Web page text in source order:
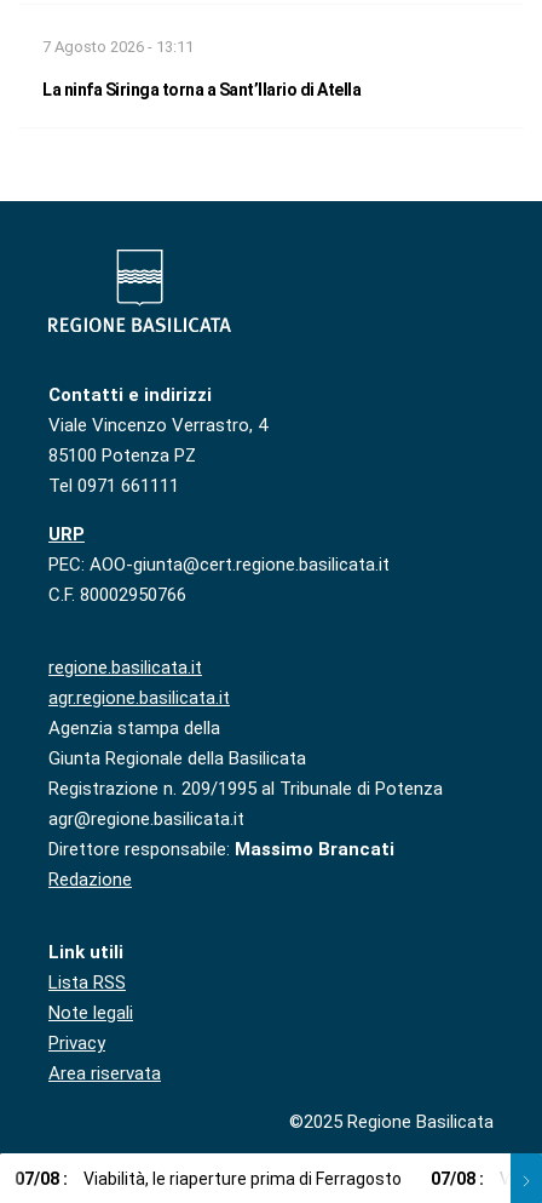
7 Agosto 2026 - 13:11
La ninfa Siringa torna a Sant’Ilario di Atella
Contatti e indirizzi
Viale Vincenzo Verrastro, 4
85100 Potenza PZ
Tel 0971 661111
URP
PEC: AOO-giunta@cert.regione.basilicata.it
C.F. 80002950766
regione.basilicata.it
agr.regione.basilicata.it
Agenzia stampa della
Giunta Regionale della Basilicata
Registrazione n. 209/1995 al Tribunale di Potenza
agr@regione.basilicata.it
Direttore responsabile: Massimo Brancati
Redazione
Link utili
Lista RSS
Note legali
Privacy
Area riservata
©2025 Regione Basilicata
07/08 : Viabilità, le riaperture prima di Ferragosto 07/08 : Via